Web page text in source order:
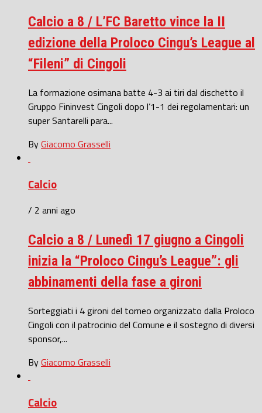
Calcio a 8 / L’FC Baretto vince la II
edizione della Proloco Cingu’s League al
“Fileni” di Cingoli
La formazione osimana batte 4-3 ai tiri dal dischetto il
Gruppo Fininvest Cingoli dopo l’1-1 dei regolamentari: un
super Santarelli para...
ByGiacomo Grasselli
Calcio
/ 2 anni ago
Calcio a 8 / Lunedì 17 giugno a Cingoli
inizia la “Proloco Cingu’s League”: gli
abbinamenti della fase a gironi
Sorteggiati i 4 gironi del torneo organizzato dalla Proloco
Cingoli con il patrocinio del Comune e il sostegno di diversi
sponsor,...
ByGiacomo Grasselli
Calcio